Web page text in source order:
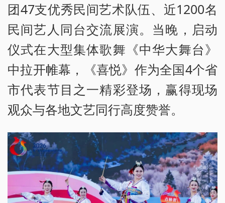
团47支优秀民间艺术队伍、近1200名
民间艺人同台交流展演。当晚，启动
仪式在大型集体歌舞《中华大舞台》
中拉开帷幕，《喜悦》作为全国4个省
市代表节目之一精彩登场，赢得现场
观众与各地文艺同行高度赞誉。